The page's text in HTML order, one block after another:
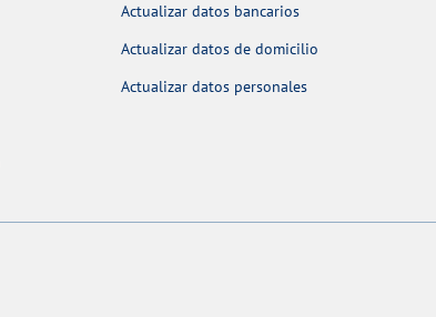
Actualizar datos bancarios
Actualizar datos de domicilio
Actualizar datos personales